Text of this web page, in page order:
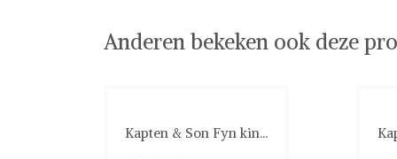
Anderen bekeken ook deze
Kapten & Son Fyn kin...